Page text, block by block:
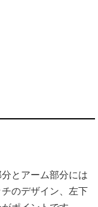
とアーム部分には
のデザイン、左下